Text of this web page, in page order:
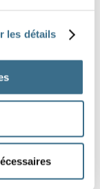
les détails